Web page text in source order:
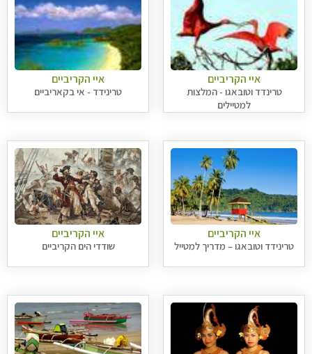
איי הקריביים
טרינדד וטובאגו - המלצות
למטיילים
איי הקריביים
טרינידד - אי בקאריביים
איי הקריביים
טרינידד וטובאגו – מדריך למטייל
איי הקריביים
שודדי הים הקריביים